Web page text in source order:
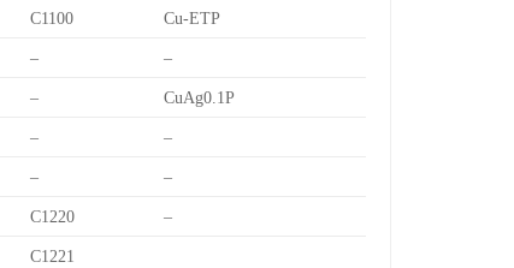
C1100 Cu-ETP
– –
– CuAg0.1P
– –
– –
C1220 –
C1221